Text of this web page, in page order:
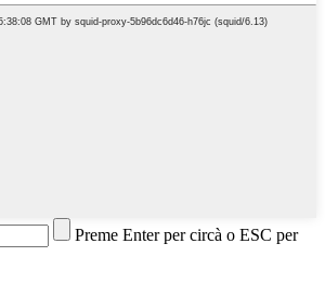
Preme Enter per circà o ESC per